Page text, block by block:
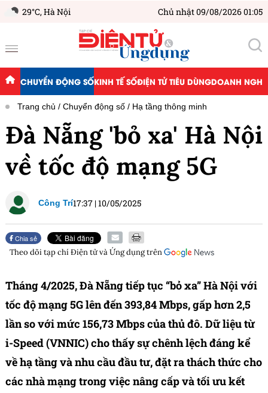
29°C,Hà Nội Chủ nhật 09/08/2026 01:05
CHUYỂN ĐỘNG SỐKINH TẾ SỐĐIỆN TỬ TIÊU DÙNGDOANH
Trang chủ Chuyển động số Hạ tầng thông minh
Đà Nẵng 'bỏ xa' Hà Nội
về tốc độ mạng 5G
Công Trí17:37 |10/05/2025
Chia sẻ
Theo dõi tạp chíĐiện tử và Ứng dụngtrên
Tháng 4/2025, Đà Nẵng tiếp tục “bỏ xa” Hà Nội với
tốc độ mạng 5G lên đến 393,84 Mbps, gấp hơn 2,5
lần so với mức 156,73 Mbps của thủ đô. Dữ liệu từ
i-Speed (VNNIC) cho thấy sự chênh lệch đáng kể
về hạ tầng và nhu cầu đầu tư, đặt ra thách thức cho
các nhà mạng trong việc nâng cấp và tối ưu kết